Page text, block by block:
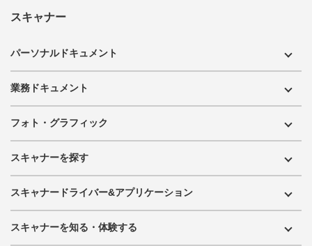
スキャナー
パーソナルドキュメント
業務ドキュメント
フォト・グラフィック
スキャナーを探す
スキャナードライバー&アプリケーション
スキャナーを知る・体験する